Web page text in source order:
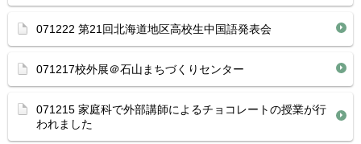
071222 第21回北海道地区高校生中国語発表会
071217校外展＠石山まちづくりセンター
071215 家庭科で外部講師によるチョコレートの授業が行
われました